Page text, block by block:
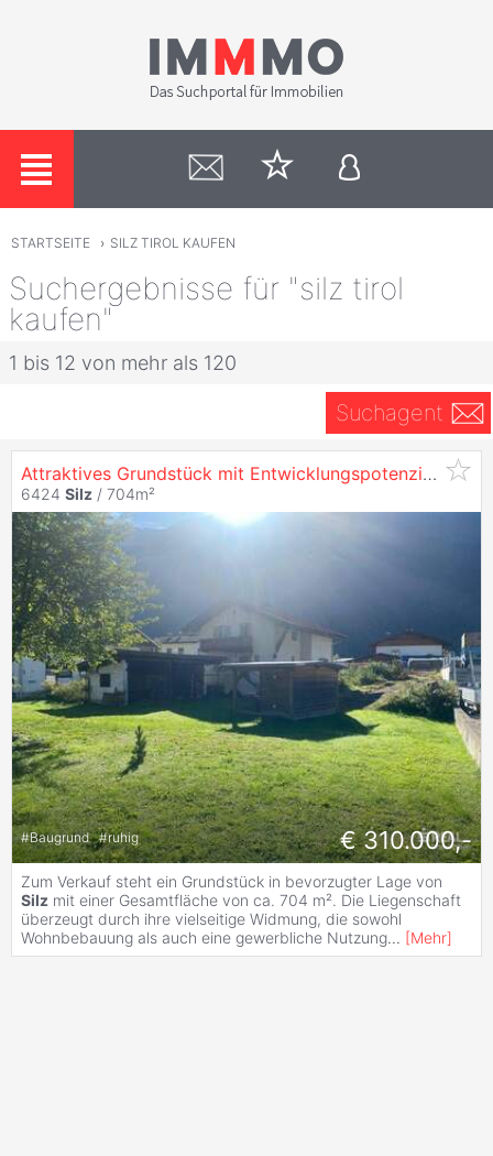
STARTSEITE › SILZ TIROL KAUFEN
Suchergebnisse für "silz tirol
kaufen"
1 bis 12 von mehr als 120
Suchagent
Attraktives Grundstück mit Entwicklungspotenzial in Silz
6424 Silz / 704m²
#Baugrund #ruhig € 310.000,-
Zum Verkauf steht ein Grundstück in bevorzugter Lage von
Silz mit einer Gesamtfläche von ca. 704 m². Die Liegenschaft
überzeugt durch ihre vielseitige Widmung, die sowohl
Wohnbebauung als auch eine gewerbliche Nutzung... [Mehr]